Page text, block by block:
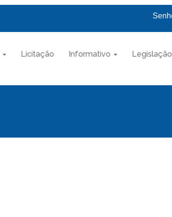
Licitação Informativo